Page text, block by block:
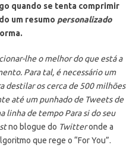
quando se tenta comprimir
um resumo personalizado
lhe o melhor do que está a
Para tal, é necessário um
destilar os cerca de 500 milhões
até um punhado de Tweets de
linha de tempo Para si do seu
no blogue do Twitteronde a
que rege o “For You”.